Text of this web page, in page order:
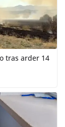
tras arder 14